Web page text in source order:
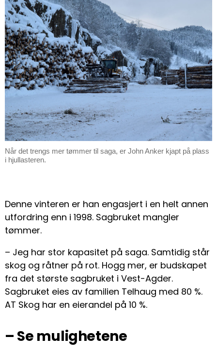
Når det trengs mer tømmer til saga, er John Anker kjapt på plass
i hjullasteren.
Denne vinteren er han engasjert i en helt annen
utfordring enn i 1998. Sagbruket mangler
tømmer.
– Jeg har stor kapasitet på saga. Samtidig står
skog og råtner på rot. Hogg mer, er budskapet
fra det største sagbruket i Vest-Agder.
Sagbruket eies av familien Telhaug med 80 %.
AT Skog har en eierandel på 10 %.
– Se mulighetene